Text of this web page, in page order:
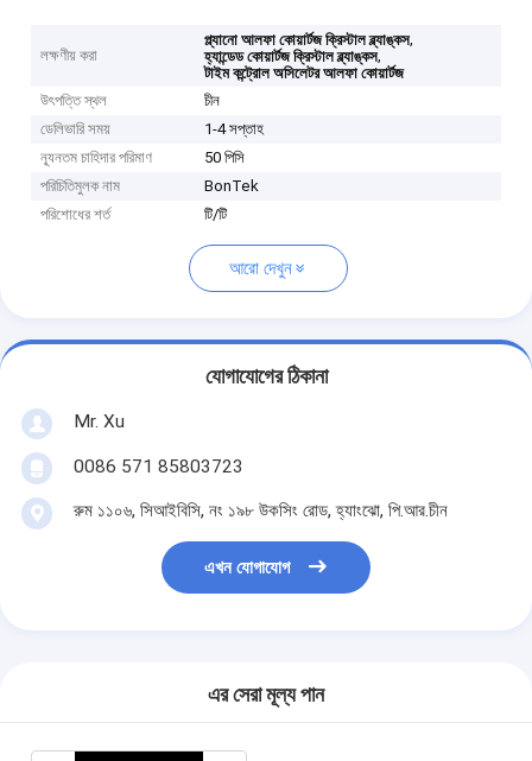
লক্ষণীয় করা
প্ল্যানো আলফা কোয়ার্টজ ক্রিস্টাল ব্ল্যাঙ্কস,
হ্যান্ডেড কোয়ার্টজ ক্রিস্টাল ব্ল্যাঙ্কস,
টাইম কন্ট্রোল অসিলেটর আলফা কোয়ার্টজ
উৎপত্তি স্থল
চীন
ডেলিভারি সময়
1-4 সপ্তাহ
ন্যূনতম চাহিদার পরিমাণ
50 পিসি
পরিচিতিমুলক নাম
BonTek
পরিশোধের শর্ত
টি/টি
আরো দেখুন
যোগাযোগের ঠিকানা
Mr. Xu
0086 571 85803723
রুম ১১০৬, সিআইবিসি, নং ১৯৮ উকসিং রোড, হ্যাংঝো, পি.আর.চীন
এখন যোগাযোগ
এর সেরা মূল্য পান